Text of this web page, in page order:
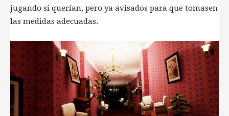
jugando si querían, pero ya avisados para que tomasen
las medidas adecuadas.